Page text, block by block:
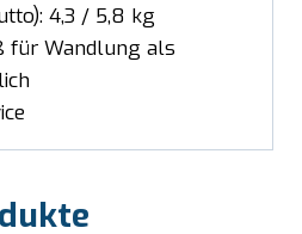
4,3 / 5,8 kg
für Wandlung als